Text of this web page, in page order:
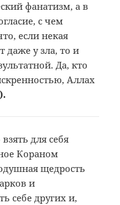
фанатизм, а в
с чем
если некая
даже у зла, то и
Да, кто
Аллах
).
для себя
Кораном
щедрость
и
себедругих и,